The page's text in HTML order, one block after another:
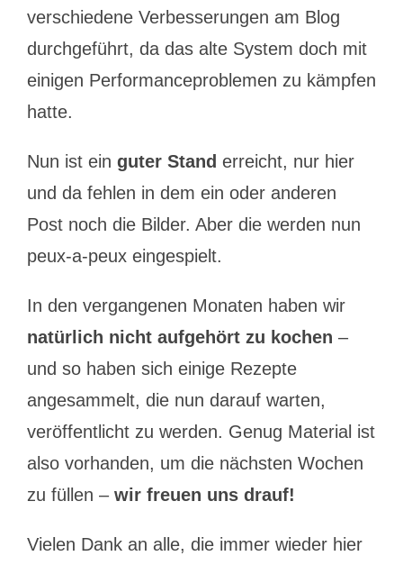
verschiedene Verbesserungen am Blog
durchgeführt, da das alte System doch mit
einigen Performanceproblemen zu kämpfen
hatte.
Nun ist ein guter Stand erreicht, nur hier
und da fehlen in dem ein oder anderen
Post noch die Bilder. Aber die werden nun
peux-a-peux eingespielt.
In den vergangenen Monaten haben wir
natürlich nicht aufgehört zu kochen –
und so haben sich einige Rezepte
angesammelt, die nun darauf warten,
veröffentlicht zu werden. Genug Material ist
also vorhanden, um die nächsten Wochen
zu füllen – wir freuen uns drauf!
Vielen Dank an alle, die immer wieder hier